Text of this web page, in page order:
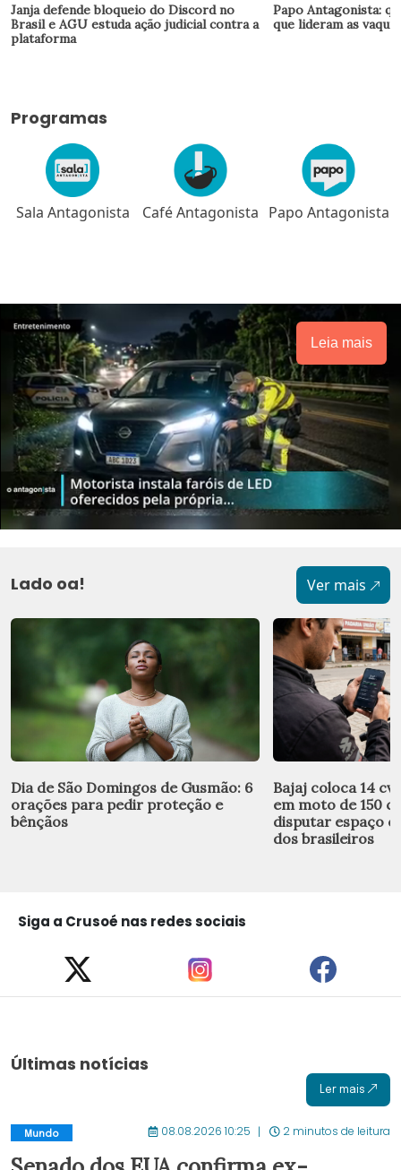
Janja defende bloqueio do Discord no
Brasil e AGU estuda ação judicial contra a
plataforma
Papo Antagonista:
que lideram as
Programas
Café Antagonista Papo Antagonista
Meio-dia em
Leia mais
Lado oa! Ver mais
Dia de São Domingos de Gusmão: 6
orações para pedir proteção e
bênçãos
Bajaj coloca 14
em moto de 150
disputar espaço
dos brasileiros
Siga a Crusoé nas redes sociais
Últimas notícias
Ler mais
Mundo 08.08.2026 10:25 2 minutos de leitura